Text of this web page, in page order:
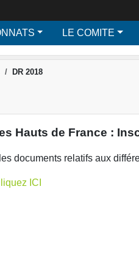
LE COMITE
DR 2018
Hauts de France :
documents relatifs aux
ICI